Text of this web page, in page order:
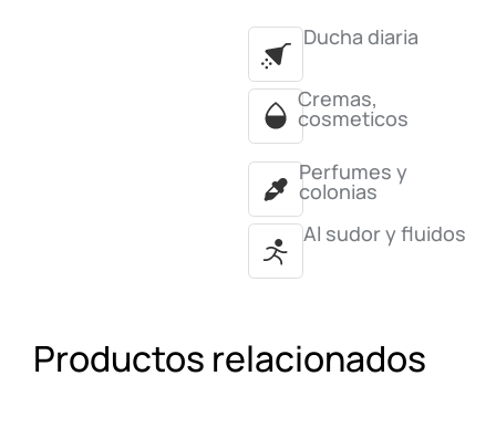
Ducha diaria
Cremas,
cosmeticos
Perfumes y
colonias
Al sudor y fluidos
Productos relacionados